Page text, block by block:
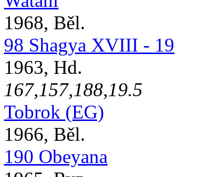
1968, Běl.
98 Shagya XVIII - 19
1963, Hd.
167,157,188,19.5
Tobrok (EG)
1966, Běl.
190 Obeyana